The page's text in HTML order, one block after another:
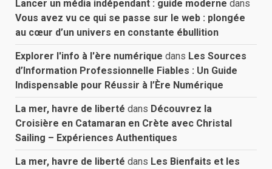
Lancer un média indépendant : guide moderne dans
Vous avez vu ce qui se passe sur le web : plongée
au cœur d’un univers en constante ébullition
Explorer l'info à l'ère numérique dans Les Sources
d’Information Professionnelle Fiables : Un Guide
Indispensable pour Réussir à l’Ère Numérique
La mer, havre de liberté dans Découvrez la
Croisière en Catamaran en Crète avec Christal
Sailing – Expériences Authentiques
La mer, havre de liberté dans Les Bienfaits et les